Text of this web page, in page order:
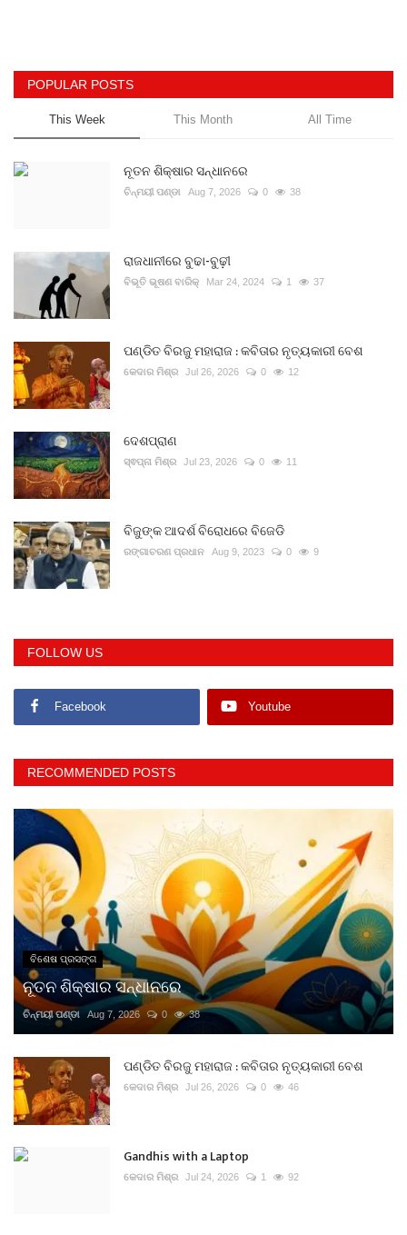
POPULAR POSTS
This Week This Month All Time
ନୂତନ ଶିକ୍ଷାର ସନ୍ଧାନରେ
ଚିନ୍ମୟୀ ପଣ୍ଡା Aug 7, 2026 0 38
ରାଜଧାନୀରେ ବୁଢା-ବୁଢ଼ୀ
ବିଭୂତି ଭୂଷଣ ବାରିକ୍ Mar 24, 2024 1 37
ପଣ୍ଡିତ ବିରଜୁ ମହାରାଜ : କବିତାର ନୃତ୍ୟକାରୀ ବେଶ
କେଦାର ମିଶ୍ର Jul 26, 2026 0 12
ଦେଶପ୍ରାଣ
ସ୍ଵପ୍ନା ମିଶ୍ର Jul 23, 2026 0 11
ବିଜୁଙ୍କ ଆଦର୍ଶ ବିରୋଧରେ ବିଜେଡି
ରଙ୍ଗାଚରଣ ପ୍ରଧାନ Aug 9, 2023 0 9
FOLLOW US
Facebook Youtube
RECOMMENDED POSTS
ବିଶେଷ ପ୍ରସଙ୍ଗ
ନୂତନ ଶିକ୍ଷାର ସନ୍ଧାନରେ
ଚିନ୍ମୟୀ ପଣ୍ଡା Aug 7, 2026 0 38
ପଣ୍ଡିତ ବିରଜୁ ମହାରାଜ : କବିତାର ନୃତ୍ୟକାରୀ ବେଶ
କେଦାର ମିଶ୍ର Jul 26, 2026 0 46
Gandhis with a Laptop
କେଦାର ମିଶ୍ର Jul 24, 2026 1 92